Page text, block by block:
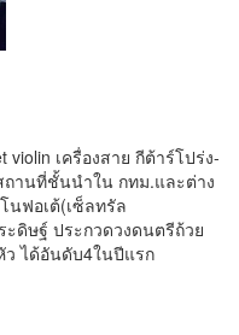
violin เครื่องสาย กีต้าร์โปร่ง-
านที่ชั้นนำใน กทม.และต่าง
นฟอเต้(เซ็ลทรัล
ดิษฐ์ ประกวดวงดนตรีถ้วย
ว ได้อันดับ4ในปีแรก